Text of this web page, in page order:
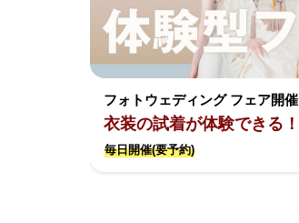
フォトウェディング フェア開催
衣装の試着が体験できる！
毎日開催(要予約)